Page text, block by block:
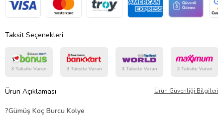
Taksit Seçenekleri
Ürün Açıklaması Ürün Güvenliği Bilgileri
?Gümüş Koç Burcu Kolye